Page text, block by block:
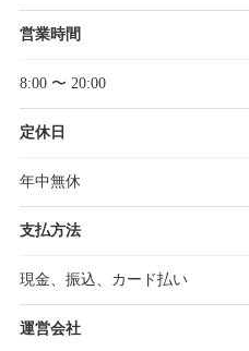
営業時間
8:00 〜 20:00
定休日
年中無休
支払方法
現金、振込、カード払い
運営会社